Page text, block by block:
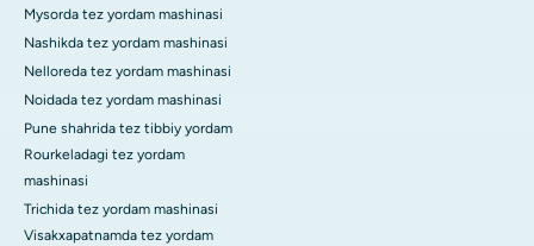
Mysorda tez yordam mashinasi
Nashikda tez yordam mashinasi
Nelloreda tez yordam mashinasi
Noidada tez yordam mashinasi
Pune shahrida tez tibbiy yordam
Rourkeladagi tez yordam
mashinasi
Trichida tez yordam mashinasi
Visakxapatnamda tez yordam